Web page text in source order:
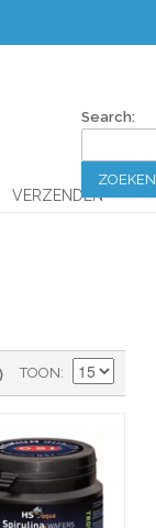
VERZENDEN
Search:
ZOEKEN
TOON